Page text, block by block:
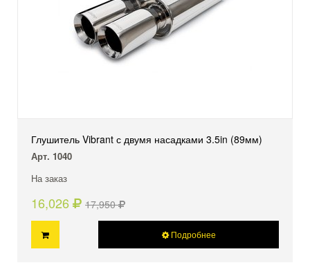
Глушитель Vibrant с двумя насадками 3.5in (89мм)
Арт. 1040
На заказ
16,026 17,950
Подробнее